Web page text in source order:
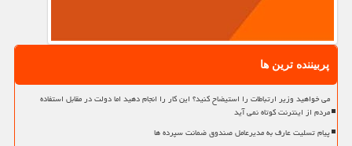
پربیننده ترین ها
می خواهید وزیر ارتباطات را استیضاح کنید؟ این کار را انجام دهید اما دولت در مقابل استفاده
مردم از اینترنت کوتاه نمی آید
پیام تسلیت عارف به مدیرعامل صندوق ضمانت سپرده ها